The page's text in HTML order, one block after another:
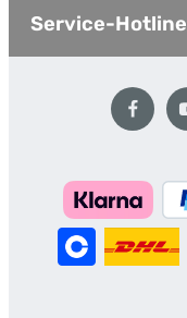
Service-Hotline